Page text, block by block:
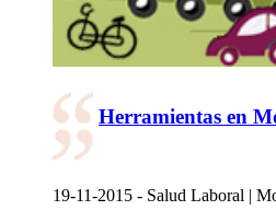
Herramientas en
19-11-2015 - Salud Laboral |